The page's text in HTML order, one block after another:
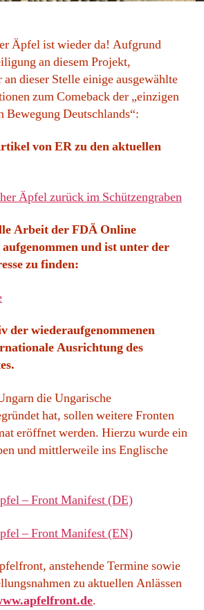
Äpfel ist wieder da! Aufgrund
an diesem Projekt,
dieser Stelle einige ausgewählte
zum Comeback der „einzigen
Deutschlands“:
von ER zu den aktuellen
Äpfel zurück im Schützengraben
Arbeit der FDÄ Online
und ist unter der
zu finden:
der wiederaufgenommenen
Ausrichtung des
die Ungarische
hat, sollen weitere Fronten
eröffnet werden. Hierzu wurde ein
und mittlerweile ins Englische
– Front Manifest (DE)
– Front Manifest (EN)
anstehende Termine sowie
zu aktuellen Anlässen
.